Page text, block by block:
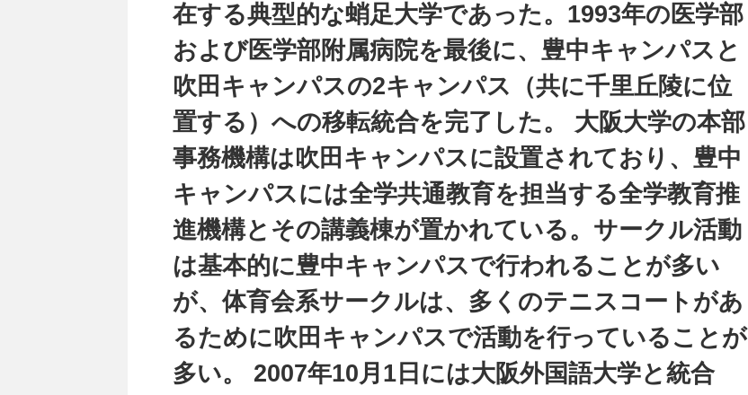
在する典型的な蛸足大学であった。1993年の医学部
および医学部附属病院を最後に、豊中キャンパスと
吹田キャンパスの2キャンパス（共に千里丘陵に位
置する）への移転統合を完了した。 大阪大学の本部
事務機構は吹田キャンパスに設置されており、豊中
キャンパスには全学共通教育を担当する全学教育推
進機構とその講義棟が置かれている。サークル活動
は基本的に豊中キャンパスで行われることが多い
が、体育会系サークルは、多くのテニスコートがあ
るために吹田キャンパスで活動を行っていることが
多い。 2007年10月1日には大阪外国語大学と統合